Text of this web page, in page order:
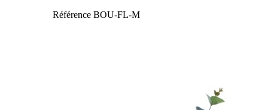
Référence BOU-FL-M